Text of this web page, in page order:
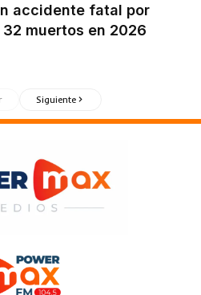
accidente fatal por
muertos en 2026
Siguiente